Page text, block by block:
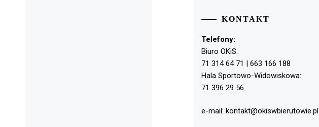
KONTAKT
Telefony:
Biuro OKiS:
71 314 64 71 | 663 166 188
Hala Sportowo-Widowiskowa:
71 396 29 56
e-mail: kontakt@okiswbierutowie.pl